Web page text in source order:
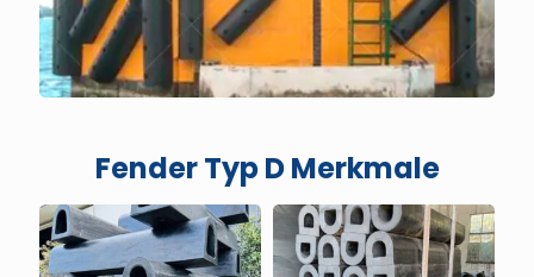
Fender Typ D Merkmale